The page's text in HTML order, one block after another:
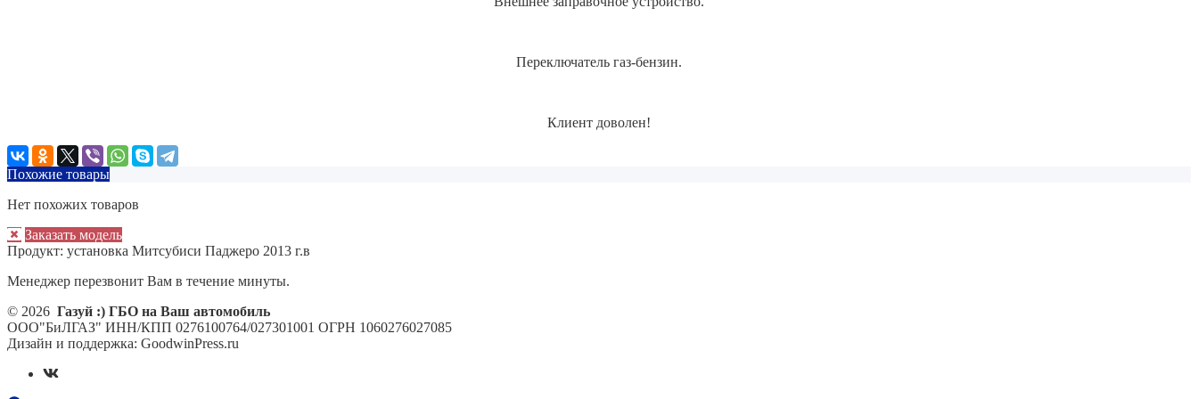
Переключатель газ-бензин.
Клиент доволен!
Похожие товары
Нет похожих товаров
Заказать модель
Продукт: установка Митсубиси Паджеро 2013 г.в
Менеджер перезвонит Вам в течение минуты.
© 2026 Газуй :) ГБО на Ваш автомобиль
ООО"БиЛГАЗ" ИНН/КПП 0276100764/027301001 ОГРН 1060276027085
Дизайн и поддержка: GoodwinPress.ru